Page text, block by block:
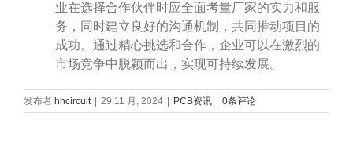
业在选择合作伙伴时应全面考量厂家的实力和服
务，同时建立良好的沟通机制，共同推动项目的
成功。通过精心挑选和合作，企业可以在激烈的
市场竞争中脱颖而出，实现可持续发展。
发布者 hhcircuit 29 11 月, 2024 PCB资讯 0条评论